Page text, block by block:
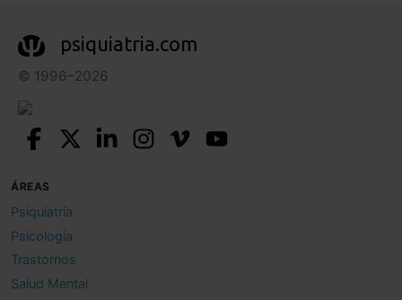
psiquiatria.com
© 1996–2026
ÁREAS
Psiquiatría
Psicología
Trastornos
Salud Mental